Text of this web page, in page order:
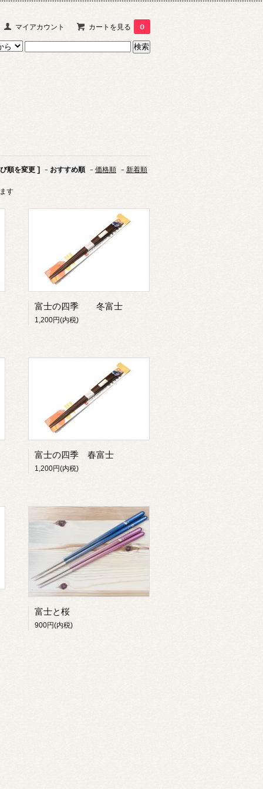
マイアカウント カートを見る 0
順を変更 ] - おすすめ順 - 価格順 - 新着順
す
富士の四季 冬富士
1,200円(内税)
富士の四季 春富士
1,200円(内税)
富士と桜
900円(内税)